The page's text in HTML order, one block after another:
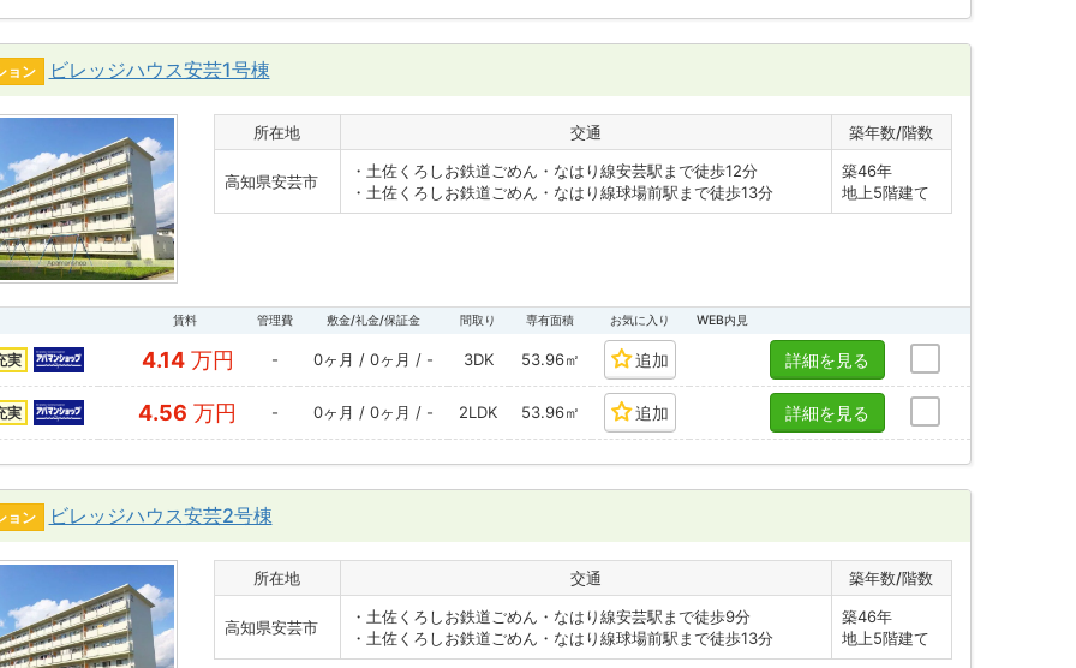
ョン ビレッジハウス安芸1号棟
所在地 交通 築年数/階数
高知県安芸市
・土佐くろしお鉄道ごめん・なはり線安芸駅まで徒歩12分
・土佐くろしお鉄道ごめん・なはり線球場前駅まで徒歩13分
築46年
地上5階建て
賃料 管理費 敷金/礼金/保証金 間取り 専有面積 お気に入り WEB内見
実 4.14 万円 - 0ヶ月 / 0ヶ月 / - 3DK 53.96㎡ 追加 詳細を見る
実 4.56 万円 - 0ヶ月 / 0ヶ月 / - 2LDK 53.96㎡ 追加 詳細を見る
ョン ビレッジハウス安芸2号棟
所在地 交通 築年数/階数
高知県安芸市
・土佐くろしお鉄道ごめん・なはり線安芸駅まで徒歩9分
・土佐くろしお鉄道ごめん・なはり線球場前駅まで徒歩13分
築46年
地上5階建て